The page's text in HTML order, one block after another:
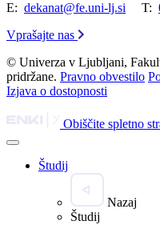
E: dekanat@fe.uni-lj.si T:
Vprašajte nas
© Univerza v Ljubljani,
pridržane. Pravno obvestilo
Izjava o dostopnosti
Obiščite spletno
Študij
Nazaj
Študij